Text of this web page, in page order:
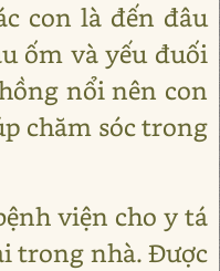
con là đến đâu
ốm và yếu đuối
nổi nên con
chăm sóc trong
viện cho y tá
trong nhà. Được